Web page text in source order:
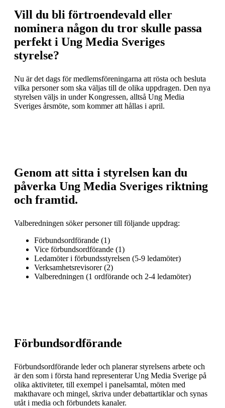
Vill du bli förtroendevald eller
nominera någon du tror skulle passa
perfekt i Ung Media Sveriges
styrelse?
Nu är det dags för medlemsföreningarna att rösta och besluta
vilka personer som ska väljas till de olika uppdragen. Den nya
styrelsen väljs in under Kongressen, alltså Ung Media
Sveriges årsmöte, som kommer att hållas i april.
Genom att sitta i styrelsen kan du
påverka Ung Media Sveriges riktning
och framtid.
Valberedningen söker personer till följande uppdrag:
Förbundsordförande (1)
Vice förbundsordförande (1)
Ledamöter i förbundsstyrelsen (5-9 ledamöter)
Verksamhetsrevisorer (2)
Valberedningen (1 ordförande och 2-4 ledamöter)
Förbundsordförande
Förbundsordförande leder och planerar styrelsens arbete och
är den som i första hand representerar Ung Media Sverige på
olika aktiviteter, till exempel i panelsamtal, möten med
makthavare och mingel, skriva under debattartiklar och synas
utåt i media och förbundets kanaler.